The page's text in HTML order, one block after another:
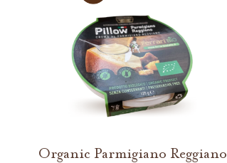
Organic Parmigiano Reggiano